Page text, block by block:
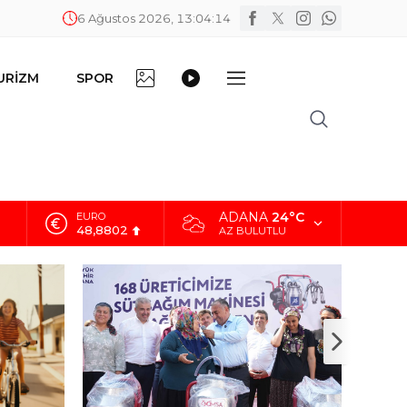
6 Ağustos 2026, 13:04:15
SPOR
ALTIN
5.629,56
BİST
10.824,63
DOLAR
42,2340
EURO
48,8802
ADANA 24°C
AZ BULUTLU